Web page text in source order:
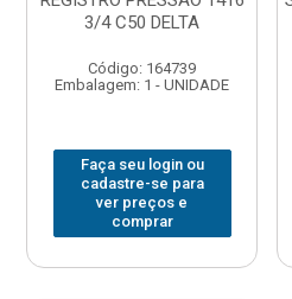
3/4 C50 DELTA
Código: 164739
Embalagem: 1 - UNIDADE
Faça seu login ou
cadastre-se para
ver preços e
comprar